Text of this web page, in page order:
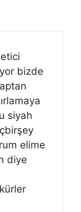
bizde
siyah
elime
diye